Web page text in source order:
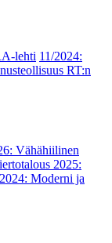
lehti 11/2024:
RT:n
Vähähiilinen
2025:
Moderni ja